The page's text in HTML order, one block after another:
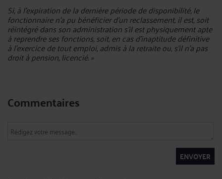
Si, à l'expiration de la dernière période de disponibilité, le
fonctionnaire n'a pu bénéficier d'un reclassement, il est, soit
réintégré dans son administration s'il est physiquement apte
à reprendre ses fonctions, soit, en cas d'inaptitude définitive
à l'exercice de tout emploi, admis à la retraite ou, s'il n'a pas
droit à pension, licencié. »
Commentaires
ENVOYER